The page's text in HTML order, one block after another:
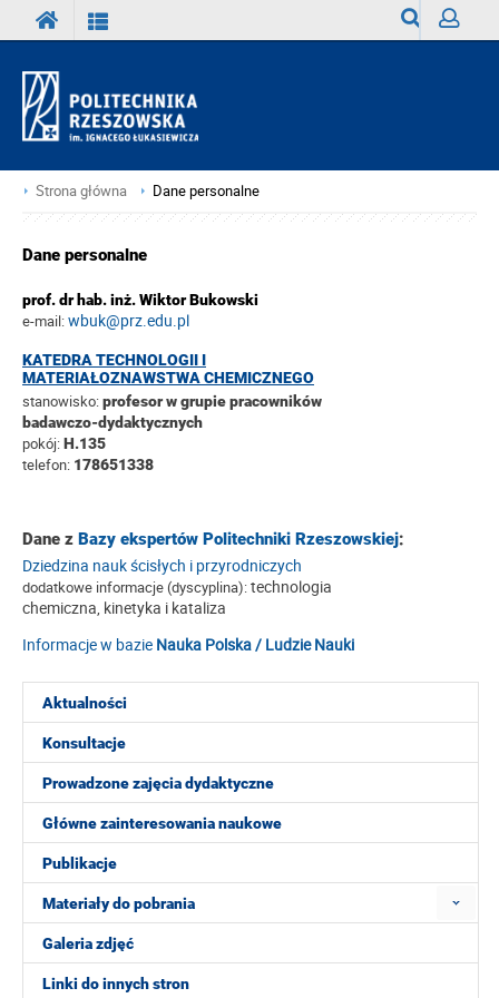
Strona główna Dane personalne
Aktualności
Konsultacje
Prowadzone zajęcia dydaktyczne
Główne zainteresowania naukowe
Publikacje
Materiały do pobrania
Galeria zdjęć
Linki do innych stron
Dane personalne
prof. dr hab. inż. Wiktor Bukowski
e-mail:wbuk@prz.edu.pl
KATEDRA TECHNOLOGII I
MATERIAŁOZNAWSTWA CHEMICZNEGO
stanowisko:profesor w grupie pracowników
badawczo-dydaktycznych
pokój:H.135
telefon: 178651338
Dane z Bazy ekspertów Politechniki Rzeszowskiej:
Dziedzina nauk ścisłych i przyrodniczych
dodatkowe informacje (dyscyplina):technologia
chemiczna, kinetyka i kataliza
Informacje w bazie Nauka Polska / Ludzie Nauki